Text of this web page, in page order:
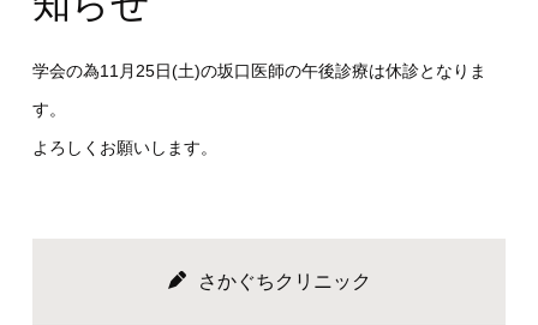
学会の為11月25日(土)の坂口医師の午後診療は休診となりま
す。
よろしくお願いします。
さかぐちクリニック